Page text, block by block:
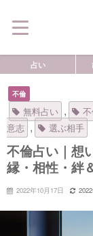
占い
不倫
無料占い ,
意志 , 選ぶ相手
不倫占い｜想
縁・相性・絆
2022年10月17日